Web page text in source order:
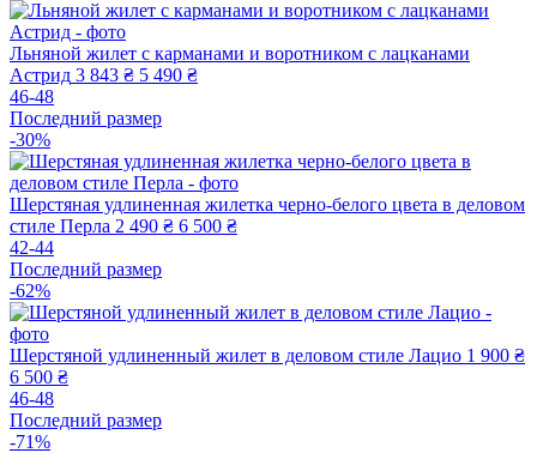
Льняной жилет с карманами и воротником с лацканами
Астрид 3 843 ₴ 5 490 ₴
46-48
Последний размер
-30%
Шерстяная удлиненная жилетка черно-белого цвета в деловом
стиле Перла 2 490 ₴ 6 500 ₴
42-44
Последний размер
-62%
Шерстяной удлиненный жилет в деловом стиле Лацио 1 900 ₴
6 500 ₴
46-48
Последний размер
-71%